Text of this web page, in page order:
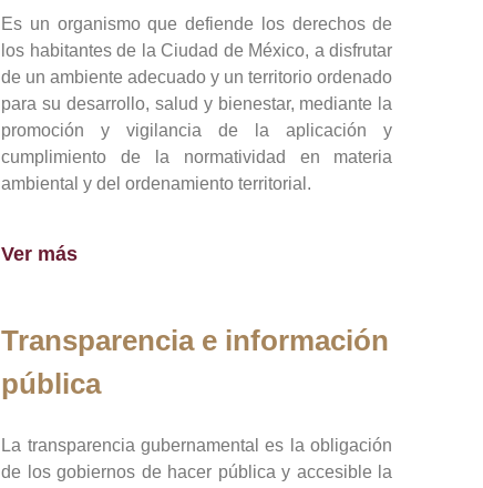
Es un organismo que defiende los derechos de
los habitantes de la Ciudad de México, a disfrutar
de un ambiente adecuado y un territorio ordenado
para su desarrollo, salud y bienestar, mediante la
promoción y vigilancia de la aplicación y
cumplimiento de la normatividad en materia
ambiental y del ordenamiento territorial.
Ver más
Transparencia e información
pública
La transparencia gubernamental es la obligación
de los gobiernos de hacer pública y accesible la